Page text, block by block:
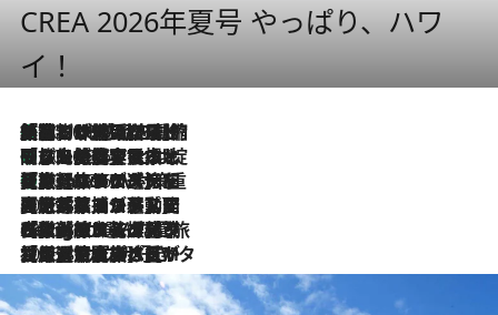
CREA 2026年夏号 やっぱり、ハワ
イ！
2026.8.6
「荷物が増えるほど旅ストレスは増す」美容ジャーナリストがたどり着いた最終結論。“化粧品を劇的に減らす”感動の凝縮美容とは
2026.8.6
「旅先には金髪ウィッグを持参」日本と同じメイクでは損してる!? 美容ジャーナリストが提案する“掟破りの旅美容”とは
2026.8.6
【厳選旅コスメ】「身軽さ＆UV対策重視！」ヘアアーティストshucoが選んだ夏旅ベストコスメを発表【Mサイズジップ】
2026.8.5
【厳選旅コスメ】国内をあちこち移動する河井菜摘が選んだ夏旅ベストコスメ発表！「リラックスアイテムはマスト」【Mサイズジップ】
2026.8.4
【厳選旅コスメ】「紫外線＆乾燥対策しながらメイク感も！」ヘア＆メイクGeorgeが選んだ夏旅ベストコスメを発表！【Mサイズジップ】
2026.8.3
【厳選旅コスメ】「保湿もタイパ重視！」“サウナ好き”タレント清水みさとが愛用する夏旅ベストコスメを発表！【Mサイズジップ】